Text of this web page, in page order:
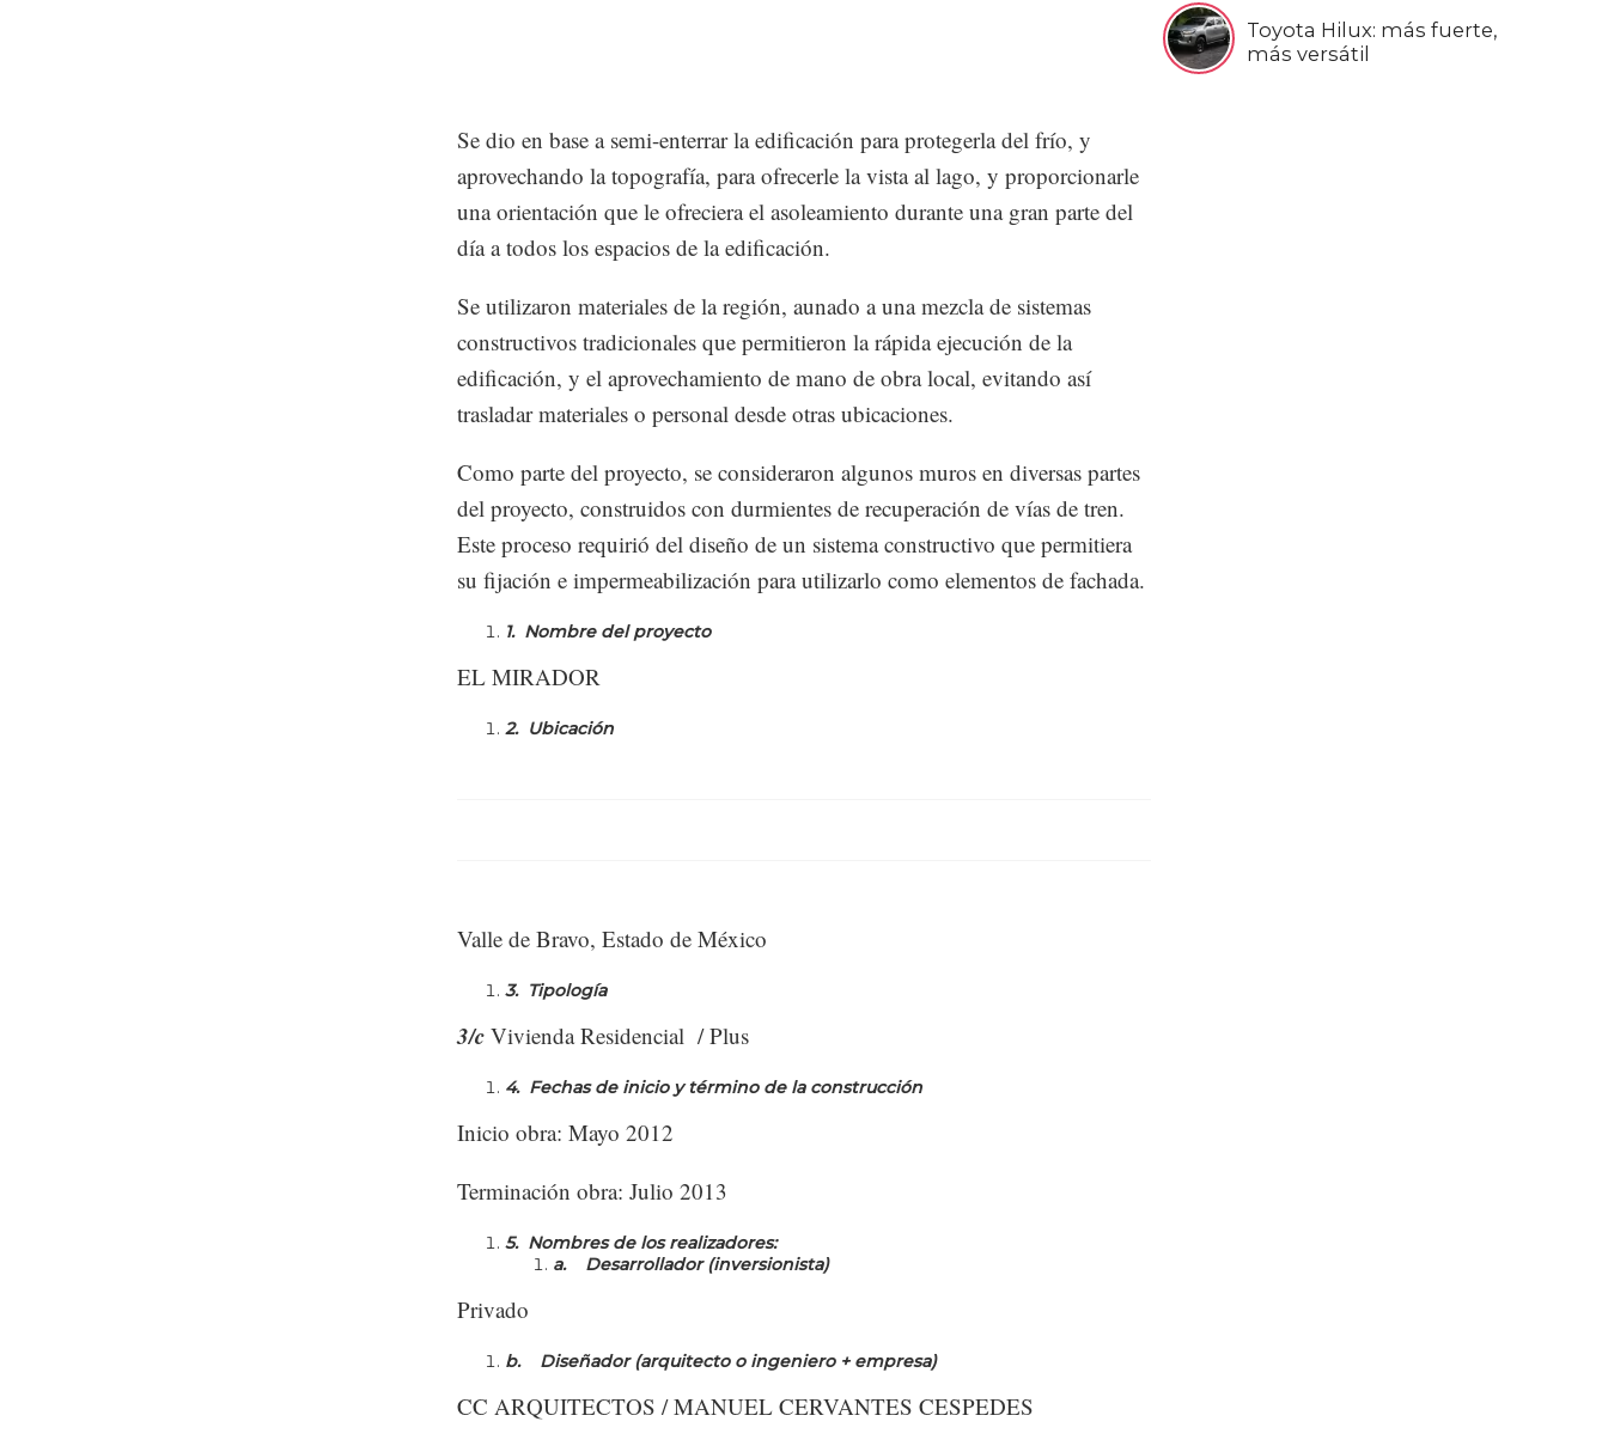
Toyota Hilux: más fuerte,
más versátil
Se dio en base a semi-enterrar la edificación para protegerla del frío, y
aprovechando la topografía, para ofrecerle la vista al lago, y proporcionarle
una orientación que le ofreciera el asoleamiento durante una gran parte del
día a todos los espacios de la edificación.
Se utilizaron materiales de la región, aunado a una mezcla de sistemas
constructivos tradicionales que permitieron la rápida ejecución de la
edificación, y el aprovechamiento de mano de obra local, evitando así
trasladar materiales o personal desde otras ubicaciones.
Como parte del proyecto, se consideraron algunos muros en diversas partes
del proyecto, construidos con durmientes de recuperación de vías de tren.
Este proceso requirió del diseño de un sistema constructivo que permitiera
su fijación e impermeabilización para utilizarlo como elementos de fachada.
1. Nombre del proyecto
EL MIRADOR
2. Ubicación
Valle de Bravo, Estado de México
3. Tipología
3/c Vivienda Residencial / Plus
4. Fechas de inicio y término de la construcción
Inicio obra: Mayo 2012
Terminación obra: Julio 2013
5. Nombres de los realizadores:
a. Desarrollador (inversionista)
Privado
b. Diseñador (arquitecto o ingeniero + empresa)
CC ARQUITECTOS / MANUEL CERVANTES CESPEDES